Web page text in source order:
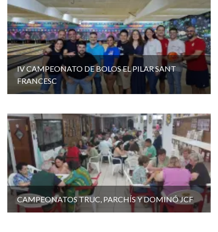
IV CAMPEONATO DE BOLOS EL PILAR SANT
FRANCESC
CAMPEONATOS TRUC, PARCHÍS Y DOMINÓ JCF